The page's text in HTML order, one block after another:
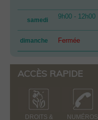
samedi 9h00 - 12h00
dimanche Fermée
ACCÈS RAPIDE
DROITS &
NUMÉROS